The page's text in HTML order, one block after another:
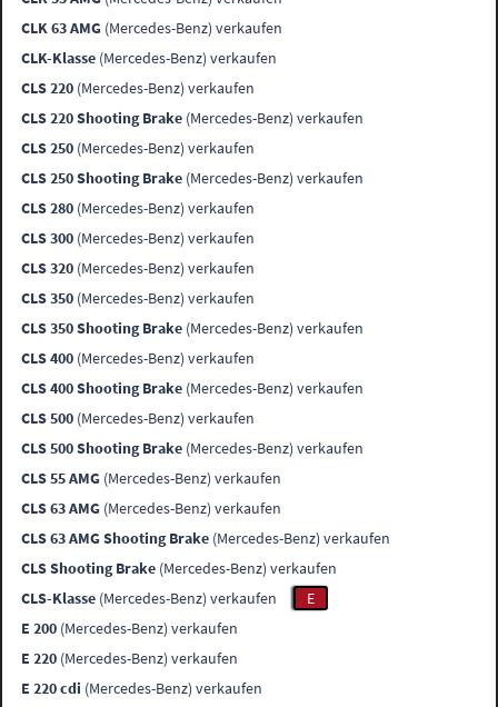
CLK 63 AMG (Mercedes-Benz) verkaufen
CLK-Klasse (Mercedes-Benz) verkaufen
CLS 220 (Mercedes-Benz) verkaufen
CLS 220 Shooting Brake (Mercedes-Benz) verkaufen
CLS 250 (Mercedes-Benz) verkaufen
CLS 250 Shooting Brake (Mercedes-Benz) verkaufen
CLS 280 (Mercedes-Benz) verkaufen
CLS 300 (Mercedes-Benz) verkaufen
CLS 320 (Mercedes-Benz) verkaufen
CLS 350 (Mercedes-Benz) verkaufen
CLS 350 Shooting Brake (Mercedes-Benz) verkaufen
CLS 400 (Mercedes-Benz) verkaufen
CLS 400 Shooting Brake (Mercedes-Benz) verkaufen
CLS 500 (Mercedes-Benz) verkaufen
CLS 500 Shooting Brake (Mercedes-Benz) verkaufen
CLS 55 AMG (Mercedes-Benz) verkaufen
CLS 63 AMG (Mercedes-Benz) verkaufen
CLS 63 AMG Shooting Brake (Mercedes-Benz) verkaufen
CLS Shooting Brake (Mercedes-Benz) verkaufen
CLS-Klasse (Mercedes-Benz) verkaufen
E
E 200 (Mercedes-Benz) verkaufen
E 220 (Mercedes-Benz) verkaufen
E 220 cdi (Mercedes-Benz) verkaufen